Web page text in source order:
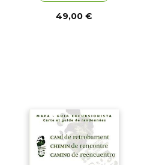
49,00 €